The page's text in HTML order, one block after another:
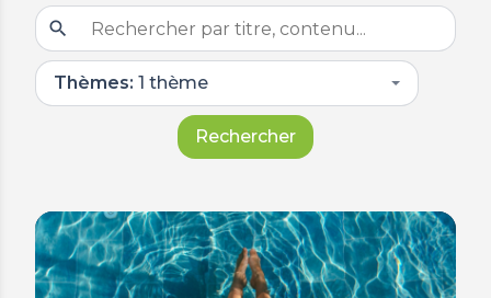
search
Thèmes: 1 thème
Rechercher